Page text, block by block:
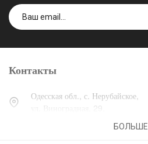
Контакты
Одесская обл., с. Нерубайское,
ул. Виноградная, 29.
БОЛЬШЕ